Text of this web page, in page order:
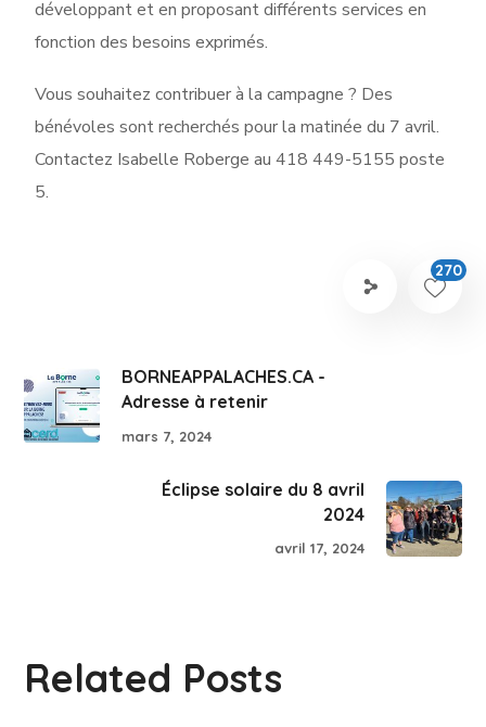
développant et en proposant différents services en
fonction des besoins exprimés.
Vous souhaitez contribuer à la campagne ? Des
bénévoles sont recherchés pour la matinée du 7 avril.
Contactez Isabelle Roberge au 418 449-5155 poste
5.
270
BORNEAPPALACHES.CA -
Adresse à retenir
mars 7, 2024
Éclipse solaire du 8 avril
2024
avril 17, 2024
Related Posts